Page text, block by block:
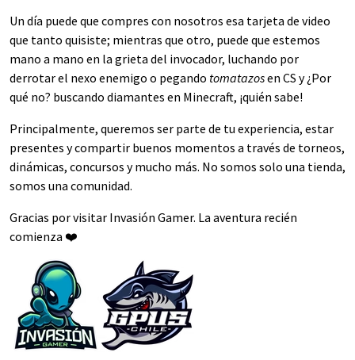
Un día puede que compres con nosotros esa tarjeta de video
que tanto quisiste; mientras que otro, puede que estemos
mano a mano en la grieta del invocador, luchando por
derrotar el nexo enemigo o pegando tomatazosen CS y ¿Por
qué no? buscando diamantes en Minecraft, ¡quién sabe!
Principalmente, queremos ser parte de tu experiencia, estar
presentes y compartir buenos momentos a través de torneos,
dinámicas, concursos y mucho más. No somos solo una tienda,
somos una comunidad.
Gracias por visitar Invasión Gamer. La aventura recién
comienza ❤️